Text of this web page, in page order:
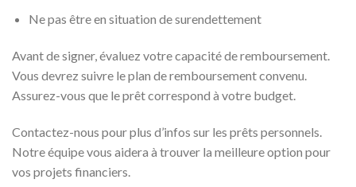
Ne pas être en situation de surendettement
Avant de signer, évaluez votre capacité de remboursement.
Vous devrez suivre le plan de remboursement convenu.
Assurez-vous que le prêt correspond à votre budget.
Contactez-nous pour plus d’infos sur les prêts personnels.
Notre équipe vous aidera à trouver la meilleure option pour
vos projets financiers.